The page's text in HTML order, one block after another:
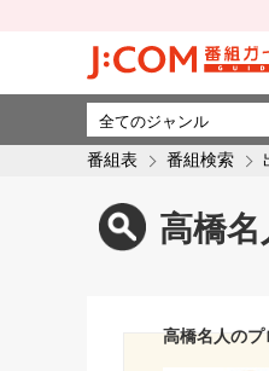
番組表 番組検索
高橋
高橋名人のプ